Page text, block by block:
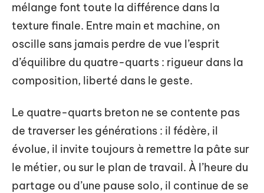
mélange font toute la différence dans la
texture finale. Entre main et machine, on
oscille sans jamais perdre de vue l’esprit
d’équilibre du quatre-quarts : rigueur dans la
composition, liberté dans le geste.
Le quatre-quarts breton ne se contente pas
de traverser les générations : il fédère, il
évolue, il invite toujours à remettre la pâte sur
le métier, ou sur le plan de travail. À l’heure du
partage ou d’une pause solo, il continue de se